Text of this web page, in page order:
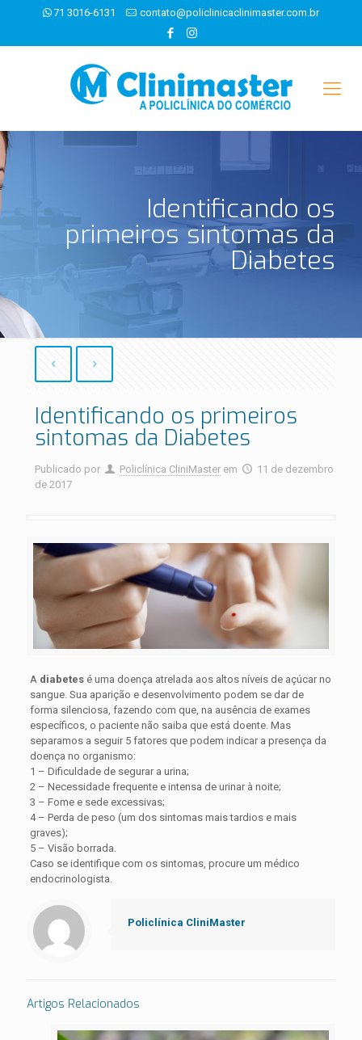
71 3016-6131 contato@policlinicaclinimaster.com.br
Identificando os
primeiros sintomas da
Diabetes
Identificando os primeiros
sintomas da Diabetes
Publicado por Policlínica CliniMaster em
11 de dezembro
de 2017
A diabetesé uma doença atrelada aos altos níveis de açúcar no
sangue. Sua aparição e desenvolvimento podem se dar de
forma silenciosa, fazendo com que, na ausência de exames
específicos, o paciente não saiba que está doente. Mas
separamos a seguir 5 fatores que podem indicar a presença da
doença no organismo:
1 – Dificuldade de segurar a urina;
2 – Necessidade frequente e intensa de urinar à noite;
3 – Fome e sede excessivas;
4 – Perda de peso (um dos sintomas mais tardios e mais
graves);
5 – Visão borrada.
Caso se identifique com os sintomas, procure um médico
endocrinologista.
Policlínica CliniMaster
Artigos Relacionados